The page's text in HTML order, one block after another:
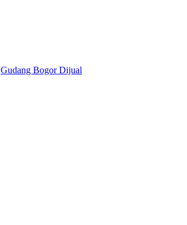
Gudang Bogor Dijual